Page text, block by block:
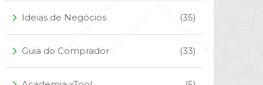
arrow_forward_ios Ideias de Negócios (35)
arrow_forward_ios Guia do Comprador (33)